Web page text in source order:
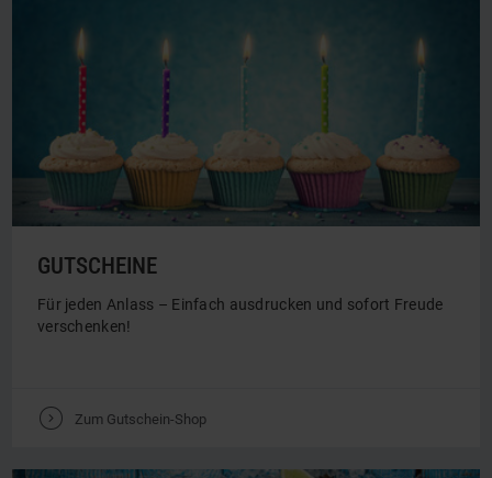
GUTSCHEINE
Für jeden Anlass – Einfach ausdrucken und sofort Freude
verschenken!
V Zum Gutschein-Shop